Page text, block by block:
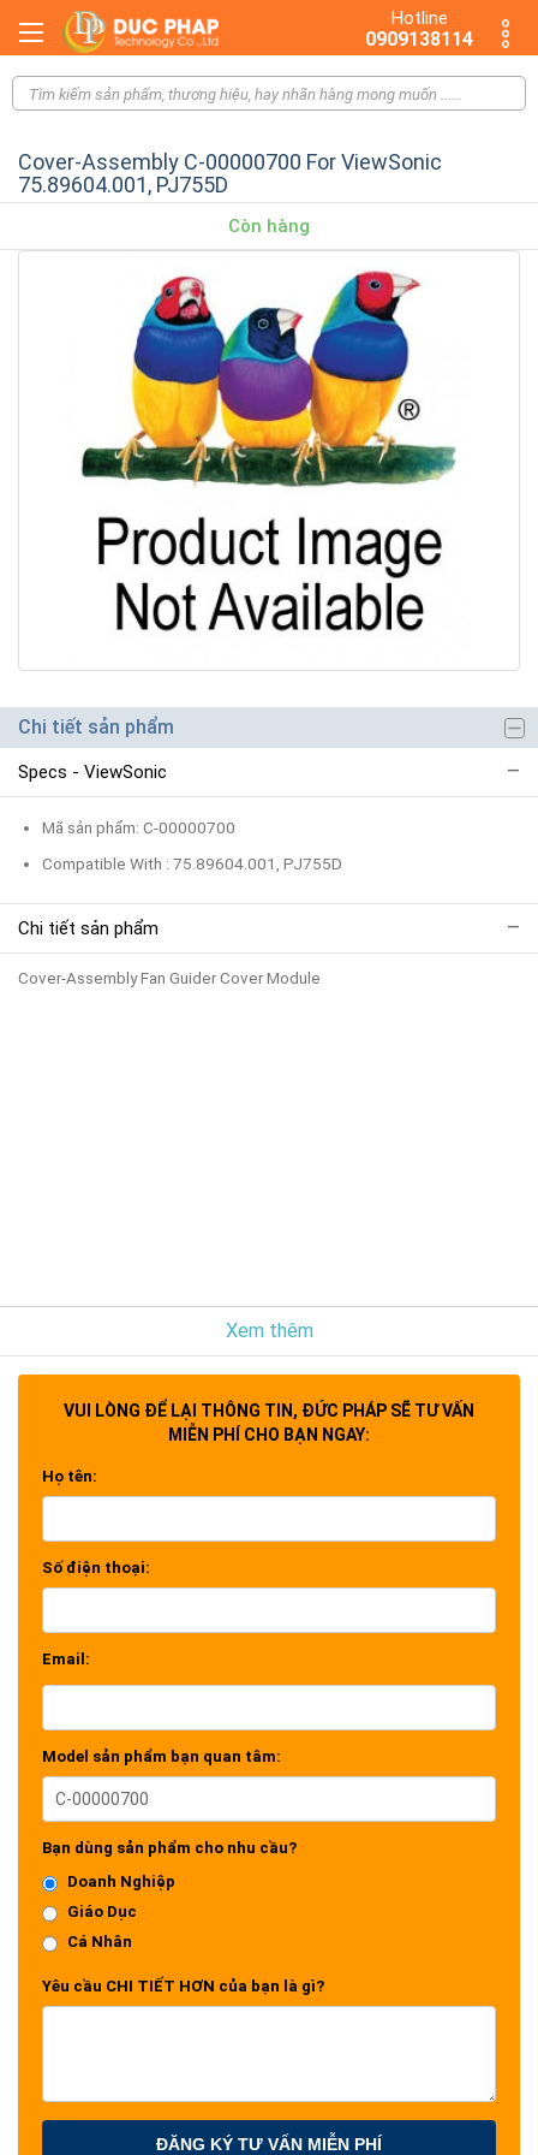
Hotline
0909138114
Cover-Assembly C-00000700 For ViewSonic
75.89604.001, PJ755D
Còn hàng
Chi tiết sản phẩm
Specs - ViewSonic
Mã sản phẩm: C-00000700
Compatible With : 75.89604.001, PJ755D
Chi tiết sản phẩm
Cover-Assembly Fan Guider Cover Module
Xem thêm
VUI LÒNG ĐỂ LẠI THÔNG TIN, ĐỨC PHÁP SẼ TƯ VẤN
MIỄN PHÍ CHO BẠN NGAY:
Họ tên:
Số điện thoại:
Email:
Model sản phẩm bạn quan tâm:
Bạn dùng sản phẩm cho nhu cầu?
Doanh Nghiệp
Giáo Dục
Cá Nhân
Yêu cầu CHI TIẾT HƠN của bạn là gì?
ĐĂNG KÝ TƯ VẤN MIỄN PHÍ